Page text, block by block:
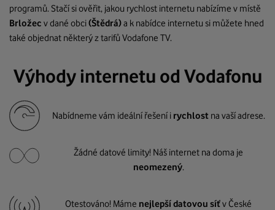
programů. Stačí si ověřit, jakou rychlost internetu nabízíme v místě
Brložec v dané obci(Štědrá)a k nabídce internetu si můžete hned
také objednat některý z tarifů Vodafone TV.
Výhody internetu od Vodafonu
Nabídneme vám ideální řešení i rychlost na vaší adrese.
Žádné datové limity! Náš internet na doma je
neomezený.
Otestováno! Máme nejlepší datovou síťv České